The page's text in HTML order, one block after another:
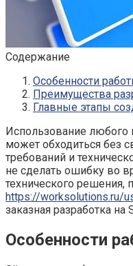
Содержание
Особенности
Преимущества
Главные этапы
Использование любого
может обходиться без
требований и
не сделать ошибку во
технического решения,
https://worksolutions.ru/
заказная разработка на
Особенности